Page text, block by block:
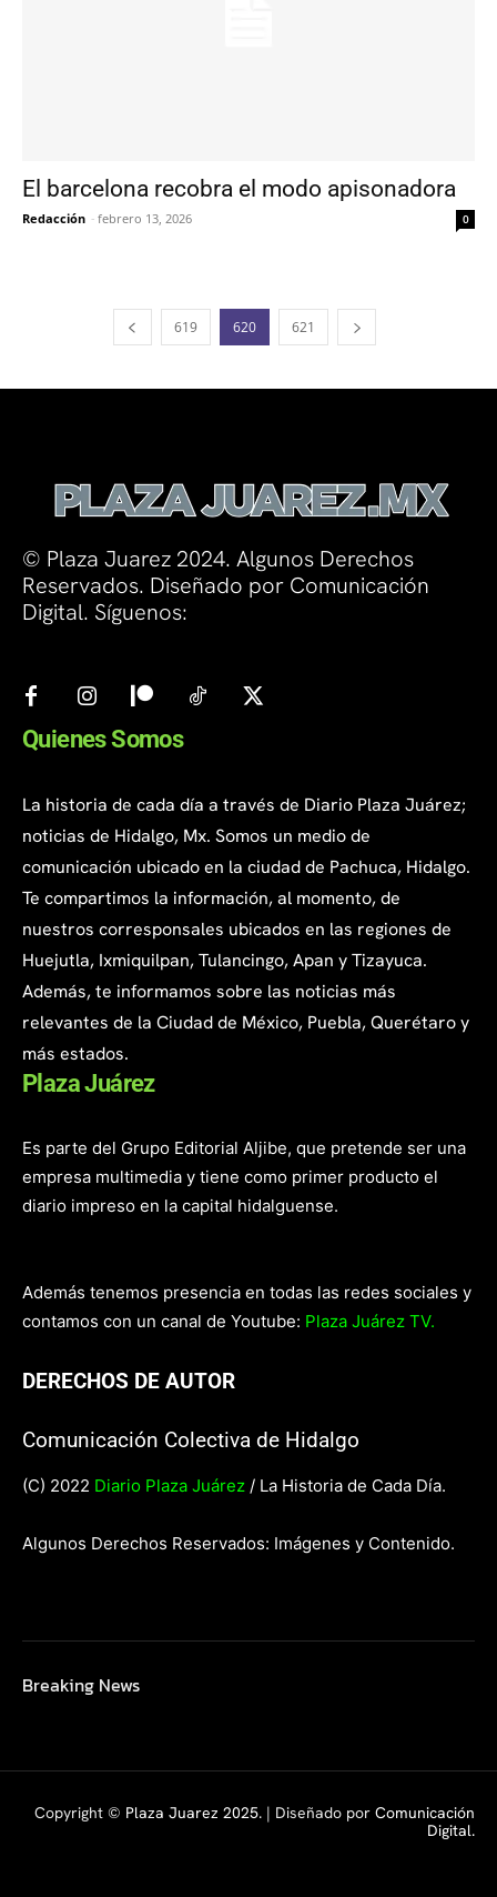
El barcelona recobra el modo apisonadora
Redacción - febrero 13, 2026 0
619 620 621
© Plaza Juarez 2024. Algunos Derechos
Reservados. Diseñado por Comunicación
Digital. Síguenos:
Quienes Somos
La historia de cada día a través de Diario Plaza Juárez;
noticias de Hidalgo, Mx. Somos un medio de
comunicación ubicado en la ciudad de Pachuca, Hidalgo.
Te compartimos la información, al momento, de
nuestros corresponsales ubicados en las regiones de
Huejutla, Ixmiquilpan, Tulancingo, Apan y Tizayuca.
Además, te informamos sobre las noticias más
relevantes de la Ciudad de México, Puebla, Querétaro y
más estados.
Plaza Juárez
Es parte del Grupo Editorial Aljibe, que pretende ser una
empresa multimedia y tiene como primer producto el
diario impreso en la capital hidalguense.
Además tenemos presencia en todas las redes sociales y
contamos con un canal de Youtube: Plaza Juárez TV.
DERECHOS DE AUTOR
Comunicación Colectiva de Hidalgo
(C) 2022 Diario Plaza Juárez / La Historia de Cada Día.
Algunos Derechos Reservados: Imágenes y Contenido.
Breaking News
Copyright © Plaza Juarez 2025. | Diseñado por Comunicación
Digital.